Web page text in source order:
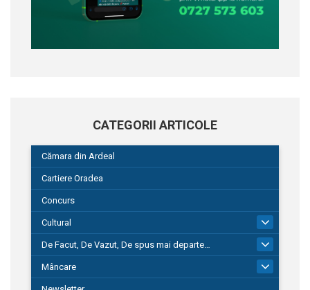
CATEGORII ARTICOLE
Cămara din Ardeal
Cartiere Oradea
Concurs
Cultural
De Facut, De Vazut, De spus mai departe…
580
Mâncare